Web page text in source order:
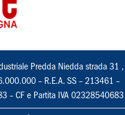
Predda Niedda strada 31 ,
– R.E.A. SS – 213461 –
– CF e Partita IVA 02328540683